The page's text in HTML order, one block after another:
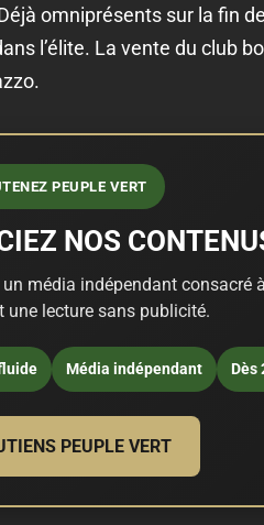
omniprésents sur la fin
l’élite. La vente du club
PEUPLE VERT
NOS
média indépendant consacré
une lecture sans publicité.
Média indépendant Dès
PEUPLE VERT